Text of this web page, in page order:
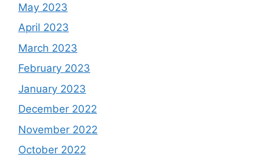
May 2023
April 2023
March 2023
February 2023
January 2023
December 2022
November 2022
October 2022